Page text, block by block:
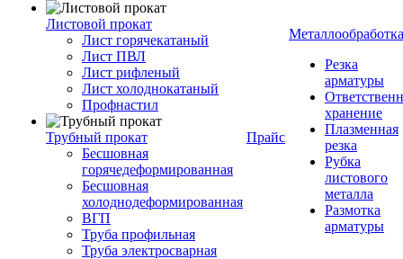
Листовой прокат
Лист горячекатаный
Лист ПВЛ
Лист рифленый
Лист холоднокатаный
Профнастил
Трубный прокат
Бесшовная
горячедеформированная
Бесшовная
холоднодеформированная
ВГП
Труба профильная
Труба электросварная
Прайс
Металлообработка
Резка
арматуры
хранение
Плазменная
резка
Рубка
листового
металла
Размотка
арматуры